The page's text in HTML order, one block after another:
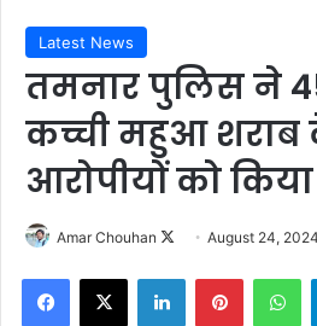
Latest News
तमनार पुलिस ने
कच्ची महुआ शराब
आरोपीयों को
Amar Chouhan
FollowAugust 24, 2024
Facebook
X LinkedInPinterest